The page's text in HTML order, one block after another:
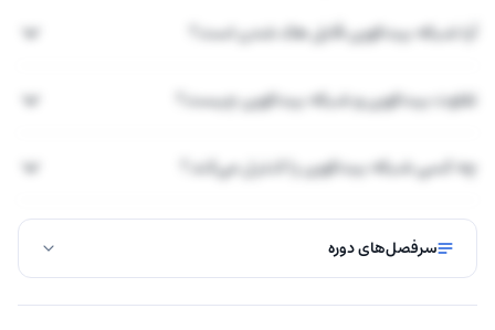
آیا شبکه بیت‌کوین قابل هک شدن است؟
تفاوت بیت‌کوین و شبکه بیت‌کوین چیست؟
چه کسی شبکه بیت‌کوین را کنترل می‌کند؟
سرفصل‌های دوره